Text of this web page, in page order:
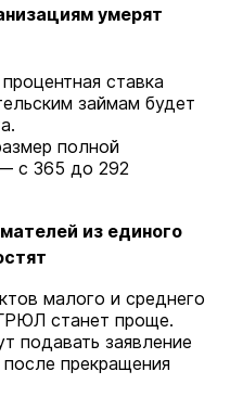
умерят
ставка
займам будет
полной
с 365 до 292
из единого
малого и среднего
станет проще.
подавать заявление
прекращения